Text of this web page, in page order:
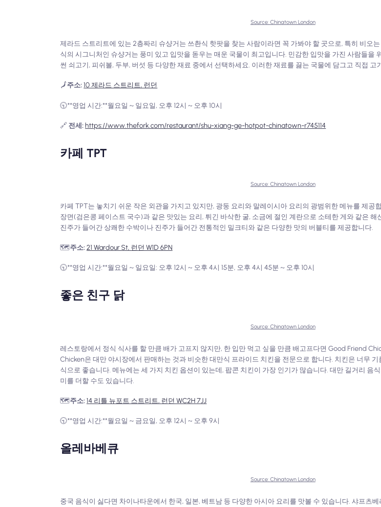
Source: Chinatown London
제라드 스트리트에 있는 2층짜리 슈샹거는 쓰촨식 핫팟을 찾는 사람이라면 꼭 가봐야 할 곳으로, 특히 비오
식의 시그니처인 슈샹거는 풍미 있고 입맛을 돋우는 매운 국물이 최고입니다. 민감한 입맛을 가진 사람들을
썬 쇠고기, 피쉬볼, 두부, 버섯 등 다양한 재료 중에서 선택하세요. 이러한 재료를 끓는 국물에 담그고 직접 고
🗾주소:10 제라드 스트리트, 런던
🕤**영업 시간:**월요일 ~ 일요일, 오후 12시 ~ 오후 10시
🔗 전세:https://www.thefork.com/restaurant/shu-xiang-ge-hotpot-chinatown-r745114
카페 TPT
Source: Chinatown London
카페 TPT는 놓치기 쉬운 작은 외관을 가지고 있지만, 광둥 요리와 말레이시아 요리의 광범위한 메뉴를 제공
장면(검은콩 페이스트 국수)과 같은 맛있는 요리, 튀긴 바삭한 굴, 소금에 절인 계란으로 소테한 게와 같은
진주가 들어간 상쾌한 수박이나 진주가 들어간 전통적인 밀크티와 같은 다양한 맛의 버블티를 제공합니다.
🗺️주소:21 Wardour St, 런던 W1D 6PN
🕤**영업 시간:**월요일 ~ 일요일: 오후 12시 ~ 오후 4시 15분, 오후 4시 45분 ~ 오후 10시
좋은 친구 닭
Source: Chinatown London
레스토랑에서 정식 식사를 할 만큼 배가 고프지 않지만, 한 입만 먹고 싶을 만큼 배고프다면 Good Friend
Chicken은 대만 야시장에서 판매하는 것과 비슷한 대만식 프라이드 치킨을 전문으로 합니다. 치킨은 너무
식으로 좋습니다. 메뉴에는 세 가지 치킨 옵션이 있는데, 팝콘 치킨이 가장 인기가 많습니다. 대만 길거리 음
미를 더할 수도 있습니다.
🗺️주소:14 리틀 뉴포트 스트리트, 런던 WC2H 7JJ
🕤**영업 시간:**월요일 ~ 금요일, 오후 12시 ~ 오후 9시
올레바베큐
Source: Chinatown London
중국 음식이 싫다면 차이나타운에서 한국, 일본, 베트남 등 다양한 아시아 요리를 맛볼 수 있습니다. 샤프츠